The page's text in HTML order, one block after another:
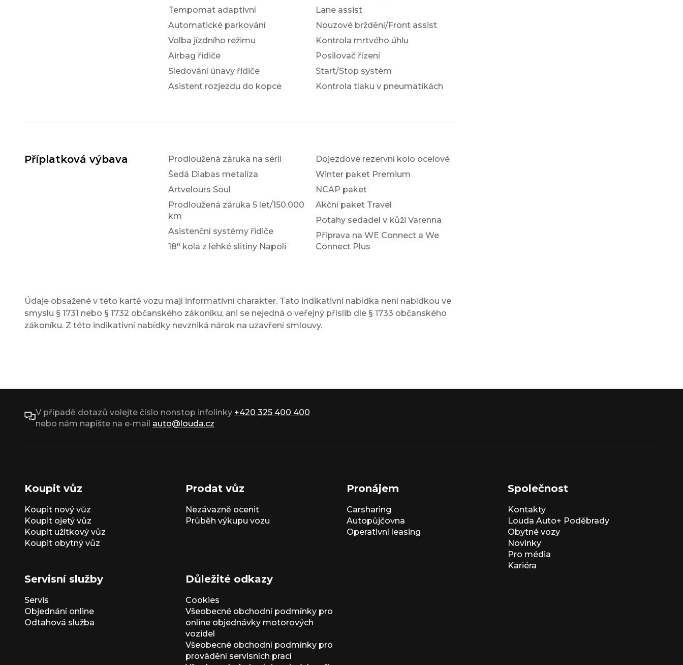
Tempomat adaptivní
Automatické parkování
Volba jízdního režimu
Airbag řidiče
Sledování únavy řidiče
Asistent rozjezdu do kopce
Lane assist
Nouzové brždění/Front assist
Kontrola mrtvého úhlu
Posilovač řízení
Start/Stop systém
Kontrola tlaku v pneumatikách
Příplatková výbava
Prodloužená záruka na sérii
Šedá Diabas metalíza
Artvelours Soul
Prodloužená záruka 5 let/150.000
km
Asistenční systémy řidiče
18" kola z lehké slitiny Napoli
Dojezdové rezervní kolo ocelové
Winter paket Premium
NCAP paket
Akční paket Travel
Potahy sedadel v kůži Varenna
Příprava na WE Connect a We
Connect Plus
Údaje obsažené v této kartě vozu mají informativní charakter. Tato indikativní nabídka není nabídkou ve
smyslu § 1731 nebo § 1732 občanského zákoníku, ani se nejedná o veřejný příslib dle § 1733 občanského
zákoníku. Z této indikativní nabídky nevzniká nárok na uzavření smlouvy.
V případě dotazů volejte číslo nonstop infolinky +420 325 400 400
nebo nám napište na e-mail auto@louda.cz
Koupit vůz
Koupit nový vůz
Koupit ojetý vůz
Koupit užitkový vůz
Koupit obytný vůz
Prodat vůz
Nezávazně ocenit
Průběh výkupu vozu
Pronájem
Carsharing
Autopůjčovna
Operativní leasing
Společnost
Kontakty
Louda Auto+ Poděbrady
Obytné vozy
Novinky
Pro média
Kariéra
Servisní služby
Servis
Objednání online
Odtahová služba
Důležité odkazy
Cookies
Všeobecné obchodní podmínky pro
online objednávky motorových
vozidel
Všeobecné obchodní podmínky pro
provádění servisních prací